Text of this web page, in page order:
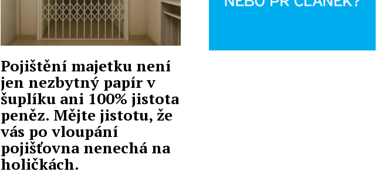
Pojištění majetku není
jen nezbytný papír v
šuplíku ani 100% jistota
peněz. Mějte jistotu, že
vás po vloupání
pojišťovna nenechá na
holičkách.